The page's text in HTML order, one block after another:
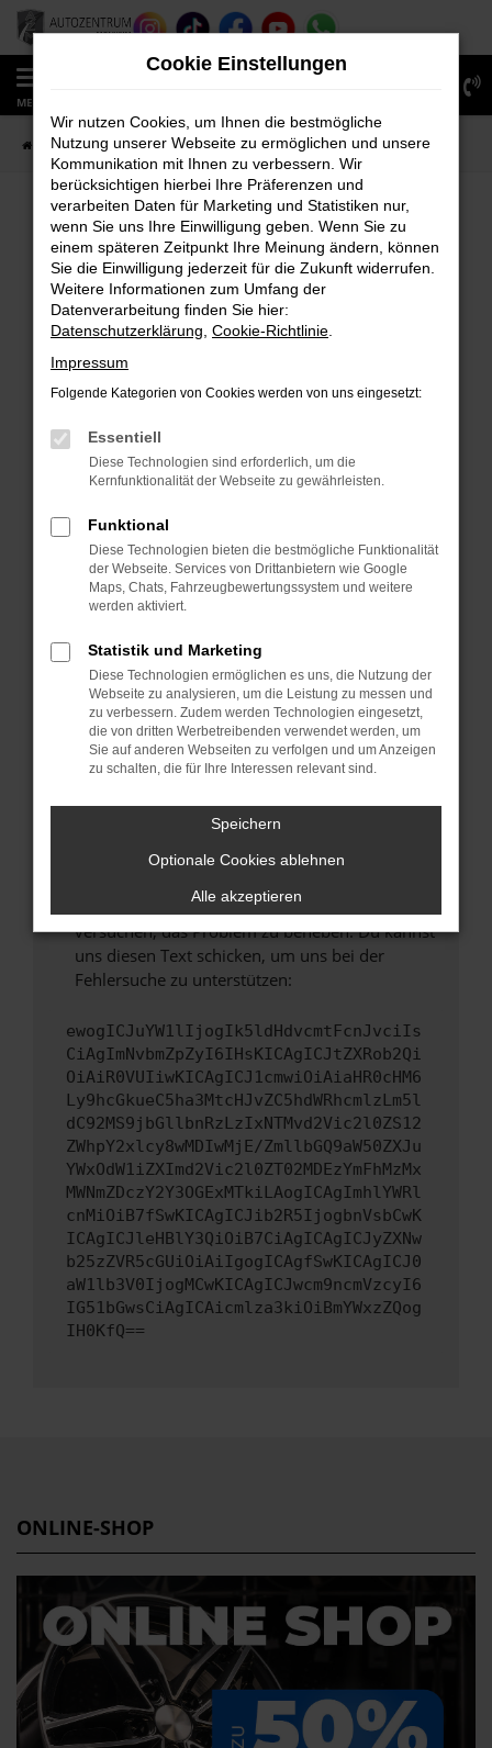
Zum
Hauptinhalt
springen
MENÜ
Startseite Fahrzeugverkauf Fahrzeug-Showroom
FEHLER: NETWORK ERROR
Beim Laden ist ein Fehler aufgetreten.
Hier sind ein paar Tipps, die dir helfen können:
Überprüfe deine Firewall und deine
Internetverbindung.
Laden andere Webseiten, zum Beispiel deine
Prüfe deine Browsererweiterungen.
Manche Erweiterungen, wie Werbeblocker,
verhindern. Funktioniert die Seite in einem
anderen Browser oder in einem privaten
Fenster?
Starte dein Gerät neu.
Probleme zu beheben.
Stelle sicher, dass dein Browser und dein
Betriebssystem auf dem neuesten Stand
sind.
Veraltete Software birgt nicht nur ein
Sicherheitsrisiko, sondern kann auch dazu
führen, dass bestimmte Funktionen nicht mehr
unterstützt werden.
Wende dich an den Webseitenbetreiber.
hast, kontaktiere uns bitte. Wir werden
versuchen, das Problem zu beheben. Du kannst
uns diesen Text schicken, um uns bei der
Fehlersuche zu unterstützen:
ewogICJuYW1lIjogIk5ldHdvcmtFcnJvciIs
CiAgImNvbmZpZyI6IHsKICAgICJtZXRob2Qi
OiAiR0VUIiwKICAgICJ1cmwiOiAiaHR0cHM6
Ly9hcGkueC5ha3MtcHJvZC5hdWRhcmlzLm5l
dC92MS9jbGllbnRzLzIxNTMvd2Vic2l0ZS12
ZWhpY2xlcy8wMDIwMjE/ZmllbGQ9aW50ZXJu
YWxOdW1iZXImd2Vic2l0ZT02MDEzYmFhMzMx
MWNmZDczY2Y3OGExMTkiLAogICAgImhlYWRl
cnMiOiB7fSwKICAgICJib2R5IjogbnVsbCwK
ICAgICJleHBlY3QiOiB7CiAgICAgICJyZXNw
b25zZVR5cGUiOiAiIgogICAgfSwKICAgICJ0
aW1lb3V0IjogMCwKICAgICJwcm9ncmVzcyI6
IG51bGwsCiAgICAicmlza3kiOiBmYWxzZQog
IH0KfQ==
ONLINE-SHOP
Cookie Einstellungen
Wir nutzen Cookies, um Ihnen die bestmögliche
Nutzung unserer Webseite zu ermöglichen und unsere
Kommunikation mit Ihnen zu verbessern. Wir
berücksichtigen hierbei Ihre Präferenzen und
verarbeiten Daten für Marketing und Statistiken nur,
wenn Sie uns Ihre Einwilligung geben. Wenn Sie zu
einem späteren Zeitpunkt Ihre Meinung ändern, können
Sie die Einwilligung jederzeit für die Zukunft widerrufen.
Weitere Informationen zum Umfang der
Datenverarbeitung finden Sie hier:
Datenschutzerklärung Cookie-Richtlinie
Impressum
Folgende Kategorien von Cookies werden von uns eingesetzt:
Essentiell
Diese Technologien sind erforderlich, um die
Kernfunktionalität der Webseite zu gewährleisten.
Funktional
Diese Technologien bieten die bestmögliche Funktionalität
der Webseite. Services von Drittanbietern wie Google
Maps, Chats, Fahrzeugbewertungssystem und weitere
werden aktiviert.
Statistik und Marketing
Diese Technologien ermöglichen es uns, die Nutzung der
Webseite zu analysieren, um die Leistung zu messen und
zu verbessern. Zudem werden Technologien eingesetzt,
die von dritten Werbetreibenden verwendet werden, um
Sie auf anderen Webseiten zu verfolgen und um Anzeigen
zu schalten, die für Ihre Interessen relevant sind.
Speichern
Optionale Cookies ablehnen
Alle akzeptieren